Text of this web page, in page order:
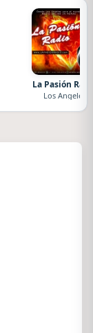
La Pasión
Los Angeles